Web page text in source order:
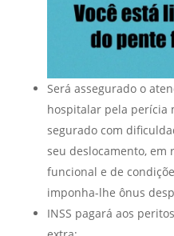
Será assegurado o
hospitalar pela perícia
segurado com
seu deslocamento, em
funcional e de
imponha-lhe ônus
INSS pagará aos